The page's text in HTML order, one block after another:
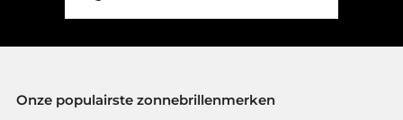
Onze populairste zonnebrillenmerken